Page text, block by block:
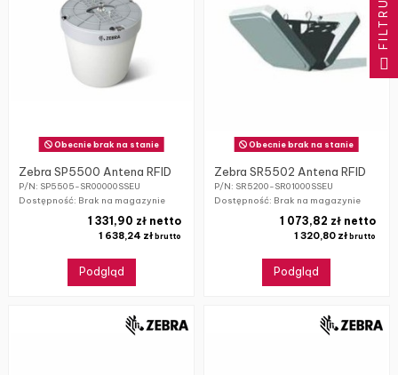
Obecnie brak na stanie
Zebra SP5500 Antena RFID
P/N: SP5505-SR00000SSEU
Dostępność: Brak na magazynie
1 638,24 zł brutto
1 331,90 zł netto
Podgląd
Obecnie brak na stanie
Zebra SR5502 Antena RFID
P/N: SR5200-SR01000SSEU
Dostępność: Brak na magazynie
1 320,80 złbrutto
1 073,82 zł netto
Podgląd
FILTRUJ